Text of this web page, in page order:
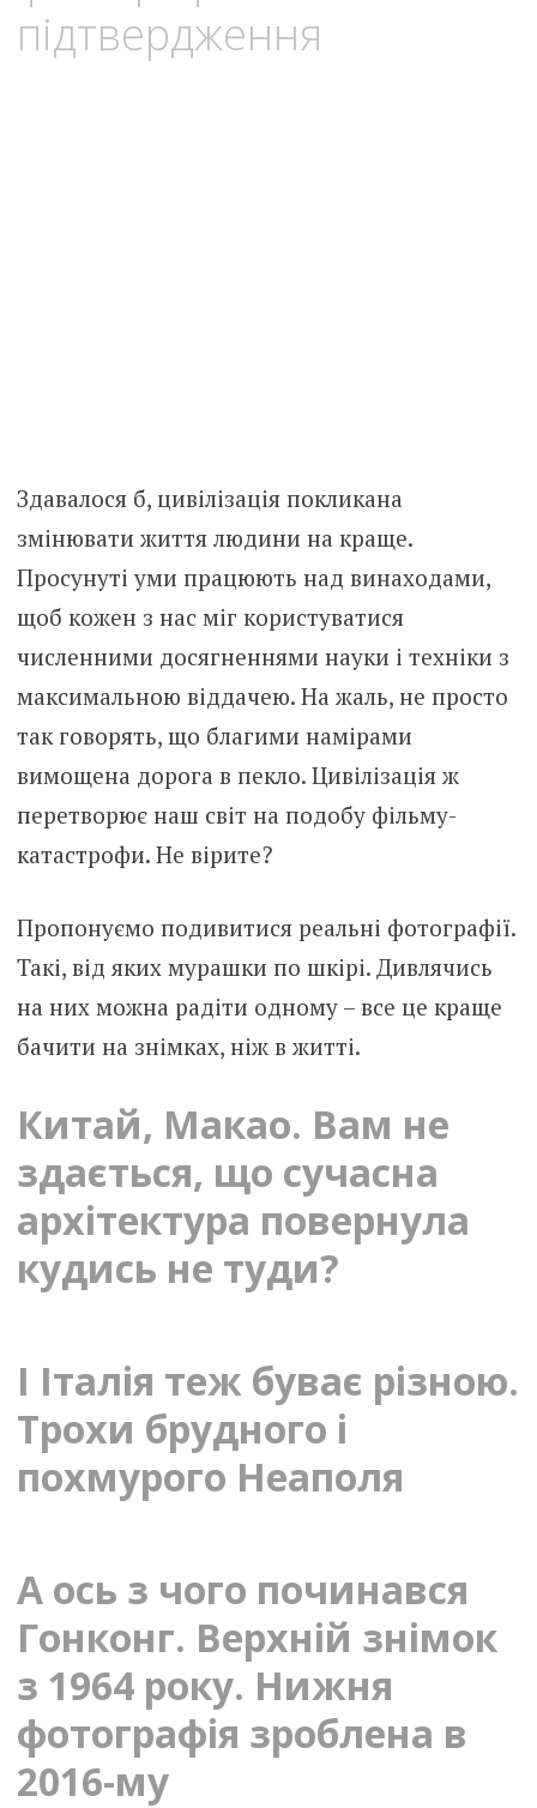
підтвердження
Здавалося б, цивілізація покликана
змінювати життя людини на краще.
Просунуті уми працюють над винаходами,
щоб кожен з нас міг користуватися
численними досягненнями науки і техніки з
максимальною віддачею. На жаль, не просто
так говорять, що благими намірами
вимощена дорога в пекло. Цивілізація ж
перетворює наш світ на подобу фільму-
катастрофи. Не вірите?
Пропонуємо подивитися реальні фотографії.
Такі, від яких мурашки по шкірі. Дивлячись
на них можна радіти одному – все це краще
бачити на знімках, ніж в житті.
Китай, Макао. Вам не
здається, що сучасна
архітектура повернула
кудись не туди?
І Італія теж буває різною.
Трохи брудного і
похмурого Неаполя
А ось з чого починався
Гонконг. Верхній знімок
з 1964 року. Нижня
фотографія зроблена в
2016-му